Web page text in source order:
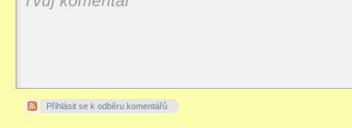
Přihlásit se k odběru komentářů